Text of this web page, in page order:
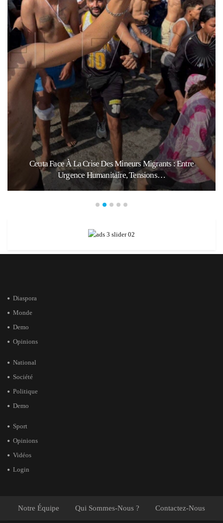
Ceuta Face À La Crise Des Mineurs Migrants : Entre
Urgence Humanitaire, Tensions…
Diaspora
Monde
Demo
Opinions
National
Société
Politique
Demo
Sport
Opinions
Vidéos
Login
Notre Équipe Qui Sommes-Nous ? Contactez-Nous